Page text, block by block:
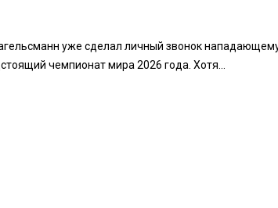
уже сделал личный звонок
чемпионат мира 2026 года. Хотя...